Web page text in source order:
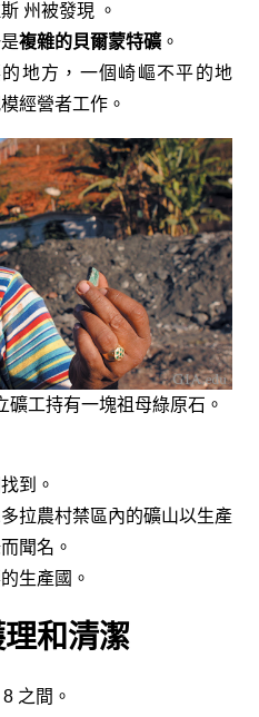
州被發現 。
複雜的貝爾蒙特礦 。
地方，一個崎嶇不平的地
經營者工作。
工持有一塊祖母綠原石。
到。
拉農村禁區內的礦山以生產
聞名。
生產國。
和清潔
之間。